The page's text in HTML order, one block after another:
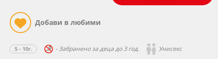
5 - 10г. - Забранено за деца до 3 год. Унисекс